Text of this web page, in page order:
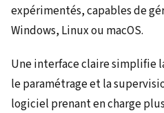
expérimentés, capables de
Windows, Linux ou macOS.
Une interface claire simplifie
le paramétrage et la
logiciel prenant en charge